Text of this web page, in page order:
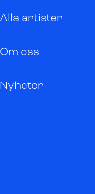
Alla artister
Om oss
Nyheter